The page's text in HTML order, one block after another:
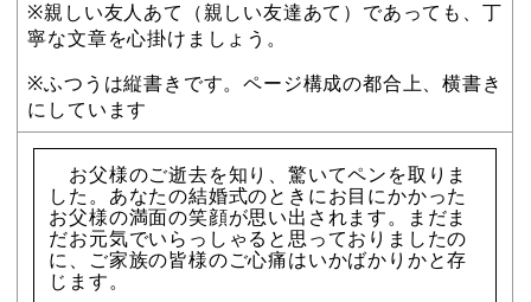
※親しい友人あて（親しい友達あて）であっても、丁
寧な文章を心掛けましょう。
※ふつうは縦書きです。ページ構成の都合上、横書き
にしています
お父様のご逝去を知り、驚いてペンを取りま
した。あなたの結婚式のときにお目にかかった
お父様の満面の笑顔が思い出されます。まだま
だお元気でいらっしゃると思っておりましたの
に、ご家族の皆様のご心痛はいかばかりかと存
じます。